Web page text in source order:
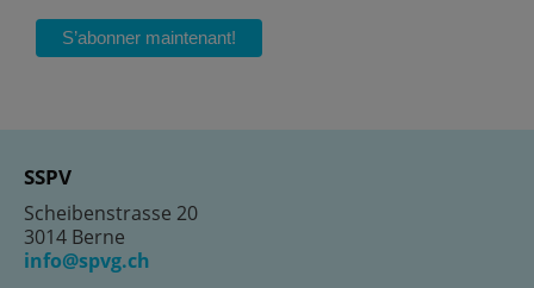
SSPV
Scheibenstrasse 20
3014 Berne
info@spvg.ch